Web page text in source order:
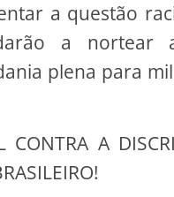
a questão
a nortear
plena para
CONTRA A